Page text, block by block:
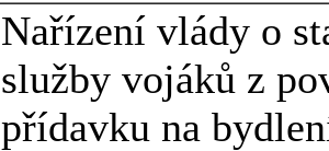
Nařízení vlády o
služby vojáků z
přídavku na